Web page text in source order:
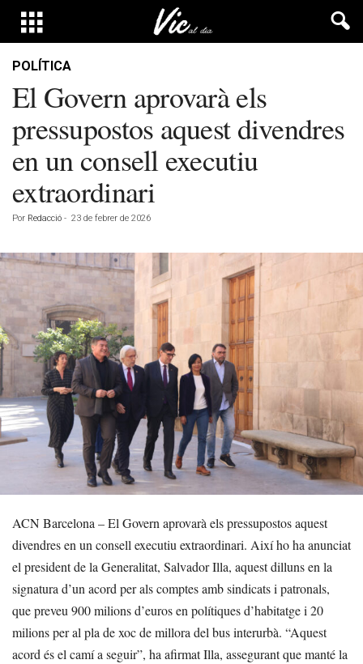
POLÍTICA
El Govern aprovarà els
pressupostos aquest divendres
en un consell executiu
extraordinari
Por Redacció - 23 de febrer de 2026
ACN Barcelona – El Govern aprovarà els pressupostos aquest
divendres en un consell executiu extraordinari. Així ho ha anunciat
el president de la Generalitat, Salvador Illa, aquest dilluns en la
signatura d’un acord per als comptes amb sindicats i patronals,
que preveu 900 milions d’euros en polítiques d’habitatge i 20
milions per al pla de xoc de millora del bus interurbà. “Aquest
acord és el camí a seguir”, ha afirmat Illa, assegurant que manté la